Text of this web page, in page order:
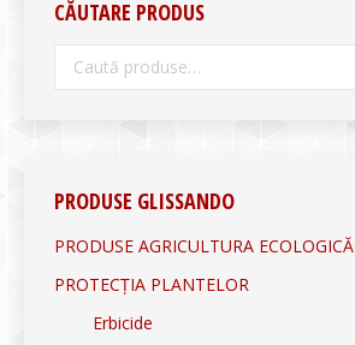
CĂUTARE PRODUS
PRODUSE GLISSANDO
PRODUSE AGRICULTURA ECOLOGICĂ
PROTECȚIA PLANTELOR
Erbicide